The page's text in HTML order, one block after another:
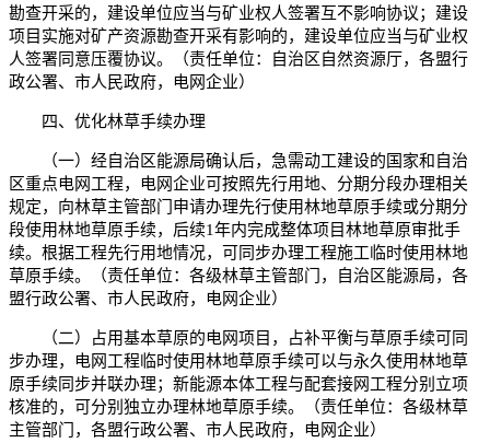
勘查开采的，建设单位应当与矿业权人签署互不影响协议；建设
项目实施对矿产资源勘查开采有影响的，建设单位应当与矿业权
人签署同意压覆协议。（责任单位：自治区自然资源厅，各盟行
政公署、市人民政府，电网企业）
四、优化林草手续办理
（一）经自治区能源局确认后，急需动工建设的国家和自治
区重点电网工程，电网企业可按照先行用地、分期分段办理相关
规定，向林草主管部门申请办理先行使用林地草原手续或分期分
段使用林地草原手续，后续1年内完成整体项目林地草原审批手
续。根据工程先行用地情况，可同步办理工程施工临时使用林地
草原手续。（责任单位：各级林草主管部门，自治区能源局，各
盟行政公署、市人民政府，电网企业）
（二）占用基本草原的电网项目，占补平衡与草原手续可同
步办理，电网工程临时使用林地草原手续可以与永久使用林地草
原手续同步并联办理；新能源本体工程与配套接网工程分别立项
核准的，可分别独立办理林地草原手续。（责任单位：各级林草
主管部门，各盟行政公署、市人民政府，电网企业）